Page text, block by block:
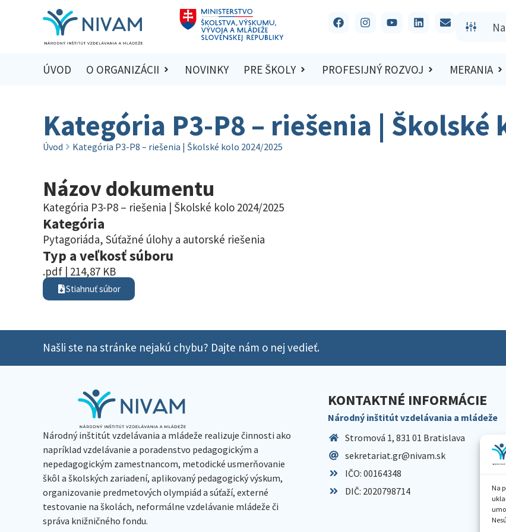
Na
ÚVOD O ORGANIZÁCII NOVINKY PRE ŠKOLY PROFESIJNÝ ROZVOJ MERANIA
Kategória P3-P8 – riešenia | Školské
Úvod Kategória P3-P8 – riešenia | Školské kolo 2024/2025
Názov dokumentu
Kategória P3-P8 – riešenia | Školské kolo 2024/2025
Kategória
Pytagoriáda, Súťažné úlohy a autorské riešenia
Typ a veľkosť súboru
.pdf | 214,87 KB
Stiahnuť súbor
Našli ste na stránke nejakú chybu? Dajte nám o nej vedieť.
Národný inštitút vzdelávania a mládeže realizuje činnosti ako
napríklad vzdelávanie a poradenstvo pedagogickým a
nepedagogickým zamestnancom, metodické usmerňovanie
škôl a školských zariadení, aplikovaný pedagogický výskum,
organizovanie predmetových olympiád a súťaží, externé
testovanie na školách, neformálne vzdelávanie mládeže či
správa knižničného fondu.
KONTAKTNÉ INFORMÁCIE
Národný inštitút vzdelávania a mládeže
Stromová 1, 831 01 Bratislava
sekretariat.gr@nivam.sk
IČO: 00164348
DIČ: 2020798714